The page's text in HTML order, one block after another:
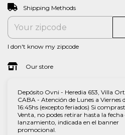
Shipping for zipcode:
Shipping Methods
I don't know my zipcode
Our store
Depósito Ovni - Heredia 653, Villa
CABA - Atención de Lunes a Viernes
16:45hs (excepto feriados) Si
Venta, no podes retirar hasta la fecha
lanzamiento, indicada en el banner
promocional.